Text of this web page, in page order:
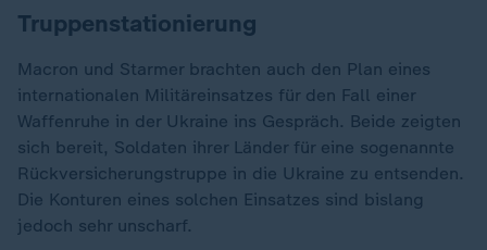
Truppenstationierung
Macron und Starmer brachten auch den Plan eines
internationalen Militäreinsatzes für den Fall einer
Waffenruhe in der Ukraine ins Gespräch. Beide zeigten
sich bereit, Soldaten ihrer Länder für eine sogenannte
Rückversicherungstruppe in die Ukraine zu entsenden.
Die Konturen eines solchen Einsatzes sind bislang
jedoch sehr unscharf.